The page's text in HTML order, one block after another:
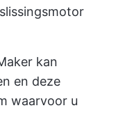
kan
en deze
waarvoor u